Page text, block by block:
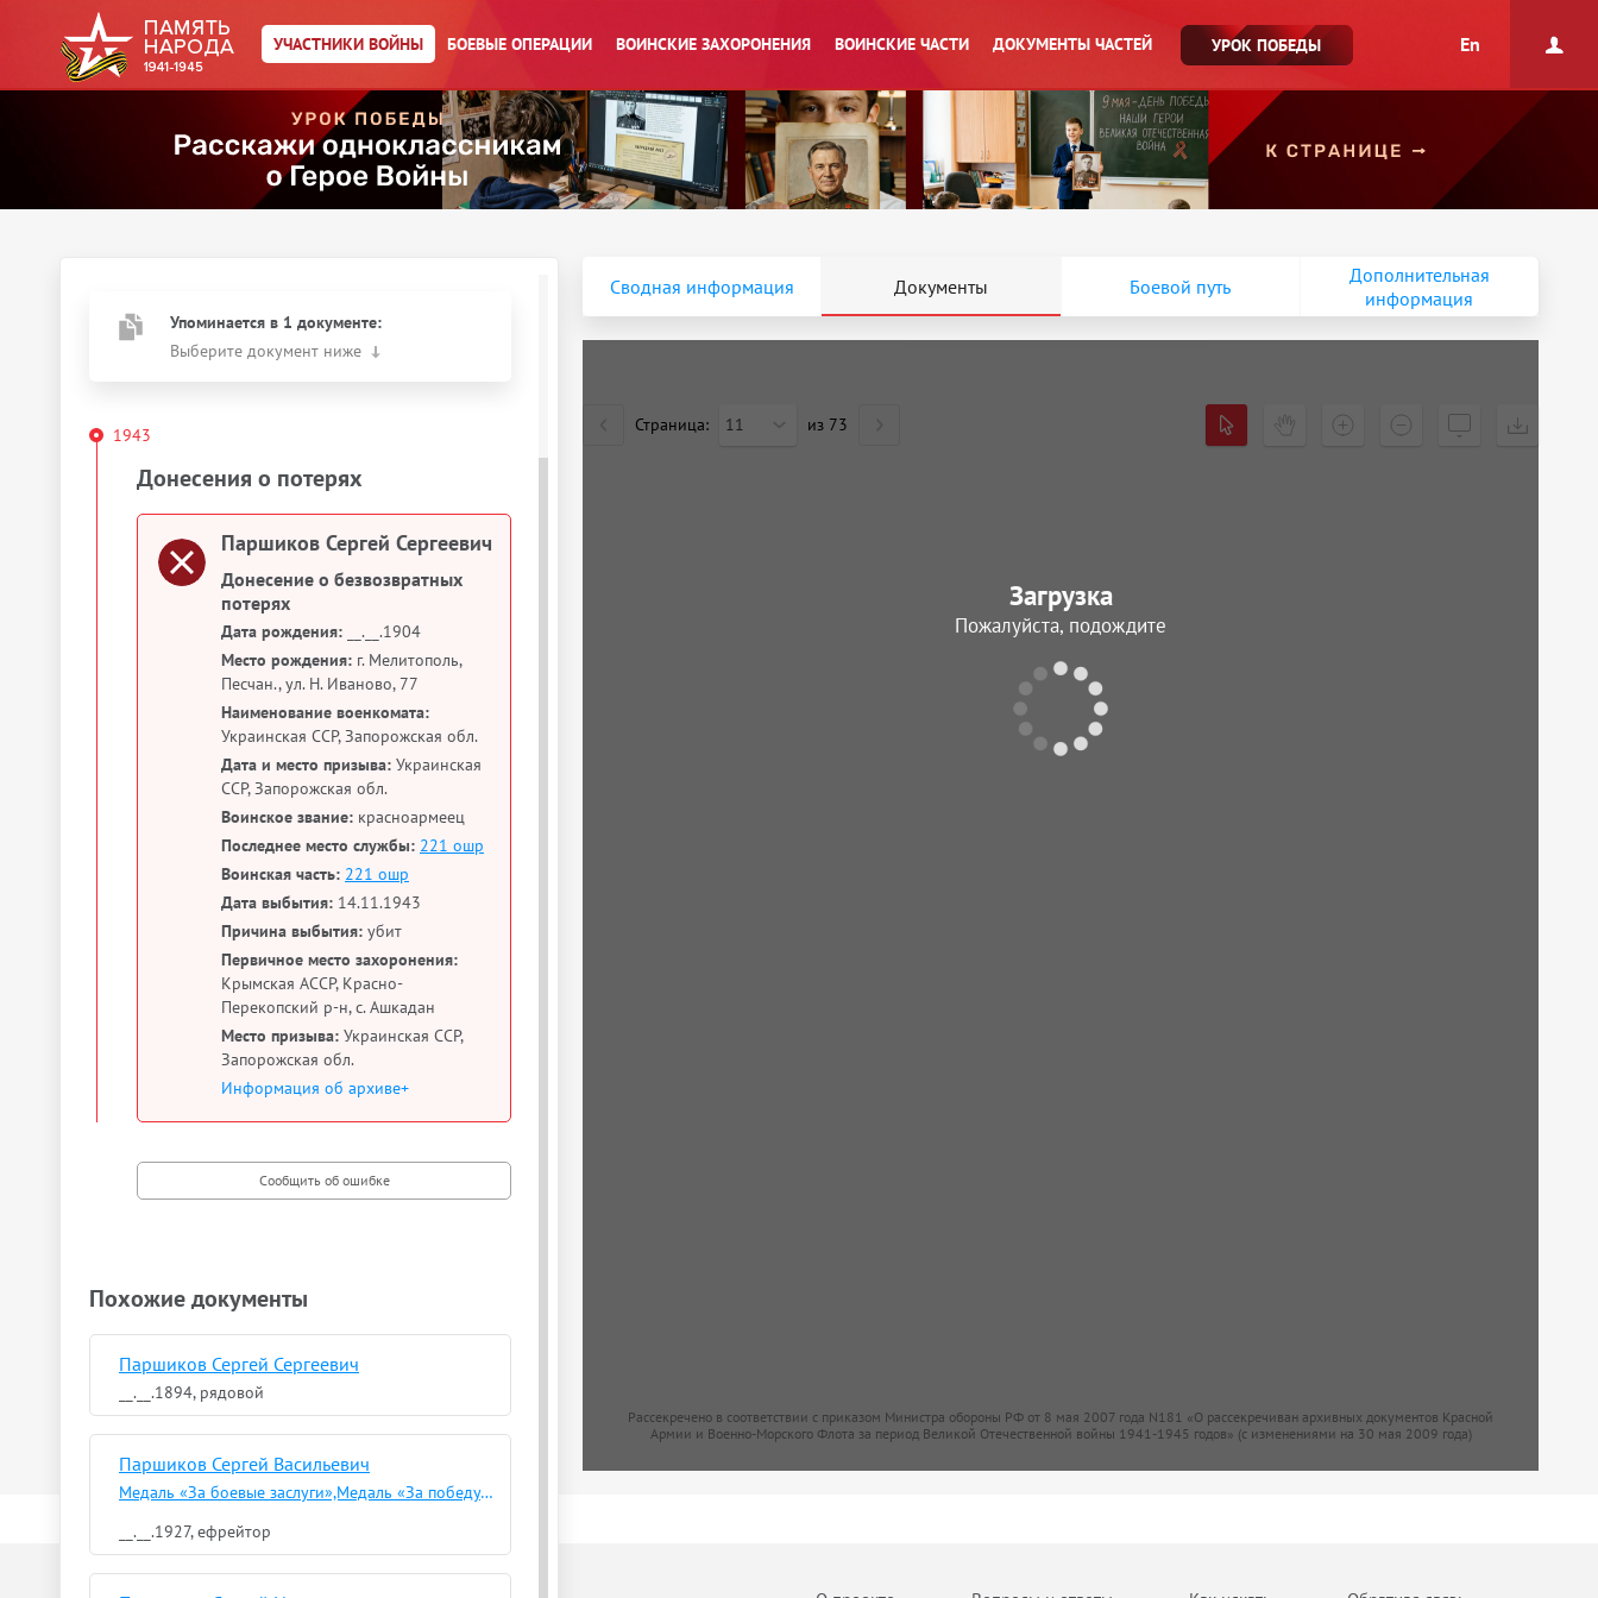
УЧАСТНИКИ ВОЙНЫ БОЕВЫЕ ОПЕРАЦИИ ВОИНСКИЕ ЗАХОРОНЕНИЯ ВОИНСКИЕ ЧАСТИ ДОКУМЕНТЫ ЧАСТЕЙ УРОК ПОБЕДЫ En
Главная страница/ Участники войны/
Паршиков Сергей
Сергеевич
__.__.1904
Упоминается в 1 документе:
Выберите документ ниже
1943
Донесения о потерях
Паршиков Сергей Сергеевич
Донесение о безвозвратных
потерях
Дата рождения: __.__.1904
Место рождения: г. Мелитополь,
Песчан., ул. Н. Иваново, 77
Наименование военкомата:
Украинская ССР, Запорожская обл.
Дата и место призыва: Украинская
ССР, Запорожская обл.
Воинское звание: красноармеец
Последнее место службы: 221 ошр
Воинская часть: 221 ошр
Дата выбытия: 14.11.1943
Причина выбытия: убит
Первичное место захоронения:
Крымская АССР, Красно-
Перекопский р-н, с. Ашкадан
Место призыва: Украинская ССР,
Запорожская обл.
Информация об архиве+
Похожие документы
Паршиков Сергей Сергеевич
__.__.1894, рядовой
Паршиков Сергей Васильевич
Медаль «За боевые заслуги»,Медаль «За победу над Японией»
__.__.1927, ефрейтор
Сводная информация Документы Боевой путь
Дополнительная
информация
Страница: 11 из 73
Рассекречено в соответствии с приказом Министра обороны РФ от 8 мая 2007 года N181 «О рассекречиван архивных документов Красной
Армии и Военно-Морского Флота за период Великой Отечественной войны 1941-1945 годов» (с изменениями на 30 мая 2009 года)
Загрузка
Пожалуйста, подождите